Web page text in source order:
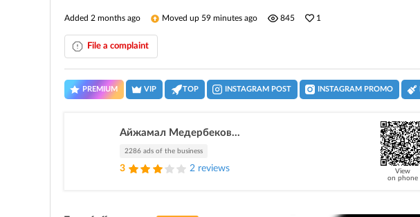
Added 2 months ago Moved up 59 minutes ago 845 1
File a complaint
PREMIUM VIP TOP INSTAGRAM POST INSTAGRAM PROMO
Айжамал Медербеков...
2286 ads of the business
3 2 reviews
View
on phone